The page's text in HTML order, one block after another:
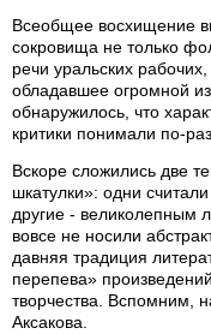
Всеобщее восхищение
сокровища не только
речи уральских
обладавшее огромной
обнаружилось, что
критики понимали по-
Вскоре сложились две
шкатулки»: одни
другие - великолепным
вовсе не носили
давняя традиция
перепева»
творчества. Вспомним,
Аксакова.